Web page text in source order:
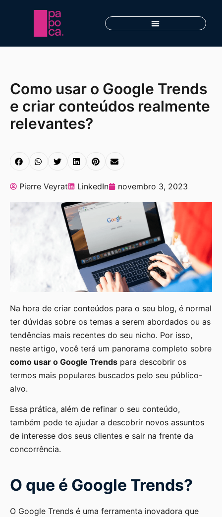
Como usar o Google Trends
e criar conteúdos realmente
relevantes?
Pierre Veyrat LinkedIn novembro 3, 2023
Na hora de criar conteúdos para o seu blog, é normal
ter dúvidas sobre os temas a serem abordados ou as
tendências mais recentes do seu nicho. Por isso,
neste artigo, você terá um panorama completo sobre
como usar o Google Trends para descobrir os
termos mais populares buscados pelo seu público-
alvo.
Essa prática, além de refinar o seu conteúdo,
também pode te ajudar a descobrir novos assuntos
de interesse dos seus clientes e sair na frente da
concorrência.
O que é Google Trends?
O Google Trends é uma ferramenta inovadora que